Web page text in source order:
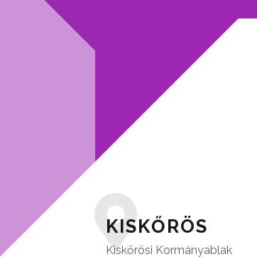
KISKŐRÖS
Kiskőrösi Kormányablak